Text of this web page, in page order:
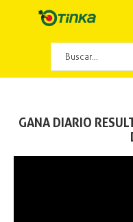
GANA DIARIO